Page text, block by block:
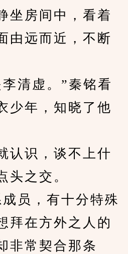
坐房间中，看着
由远而近，不断
清虚。”秦铭看
少年，知晓了他
识，谈不上什
头之交。
员，有十分特殊
拜在方外之人的
非常契合那条